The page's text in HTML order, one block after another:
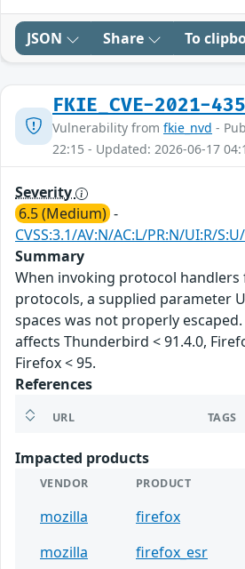
JSON Share To
FKIE_CVE-2021-
Vulnerability from fkie_nvd -
22:15 - Updated: 2026-06-17
Severity
6.5 (Medium) -
CVSS:3.1/AV:N/AC:L/PR:N/UI:R/
Summary
When invoking protocol handlers
protocols, a supplied parameter
spaces was not properly
affects Thunderbird < 91.4.0,
Firefox < 95.
References
URL TAGS
Impacted products
VENDOR PRODUCT
mozilla firefox
mozilla
firefox_esr